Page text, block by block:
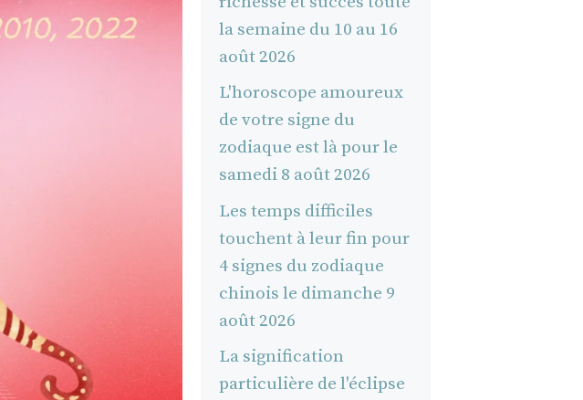
la semaine du 10 au 16
août 2026
L'horoscope amoureux
de votre signe du
zodiaque est là pour le
samedi 8 août 2026
Les temps difficiles
touchent à leur fin pour
4 signes du zodiaque
chinois le dimanche 9
août 2026
La signification
particulière de l'éclipse